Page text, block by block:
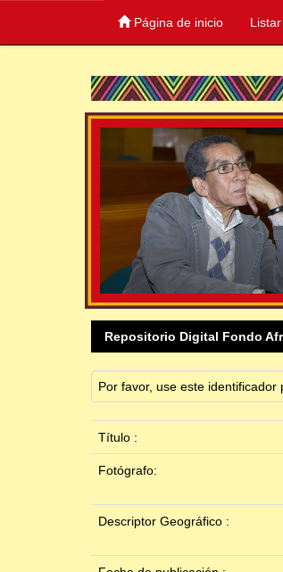
Página de inicio Listar
Repositorio Digital Fondo
Por favor, use este
Título :
Fotógrafo:
Descriptor Geográfico :